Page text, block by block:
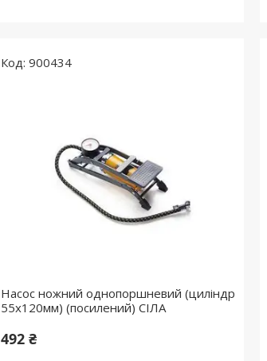
900434
Насос ножний однопоршневий (циліндр
55х120мм) (посилений) СІЛА
492 ₴